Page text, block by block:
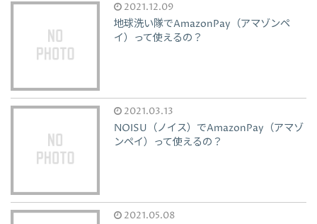
2021.12.09
地球洗い隊でAmazonPay（アマゾンペ
イ）って使えるの？
2021.03.13
NOISU（ノイス）でAmazonPay（アマゾ
ンペイ）って使えるの？
2021.05.08